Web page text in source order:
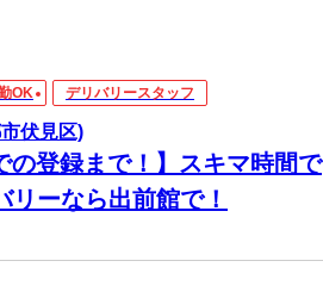
OK デリバリースタッフ
伏見区)
の登録まで！】スキマ時間で
ーなら出前館で！